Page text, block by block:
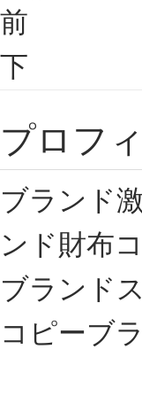
前
下
プロフ
ブランド
ンド財布
ブランド
コピーブ